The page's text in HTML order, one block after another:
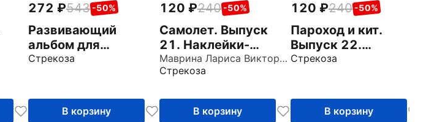
272 543 -50%
Развивающий
альбом для
малышей. Выпуск 6
Стрекоза
В корзину
120 240 -50%
Самолет. Выпуск
21. Наклейки-
кружочки
Маврина Лариса Викторовна
Стрекоза
В корзину
120 240 -50%
Пароход и кит.
Выпуск 22.
Наклейки-кружочки
Стрекоза
В корзину